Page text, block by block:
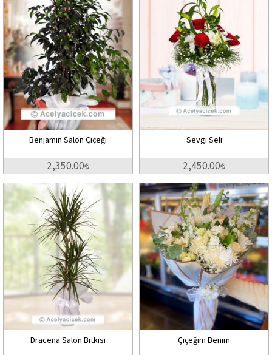
Benjamin Salon Çiçeği
2,350.00₺
Sevgi Seli
2,450.00₺
Dracena Salon Bitkisi Çiçeğim Benim